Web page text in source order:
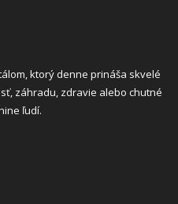
ktorý denne prináša skvelé
záhradu, zdravie alebo chutné
ľudí.